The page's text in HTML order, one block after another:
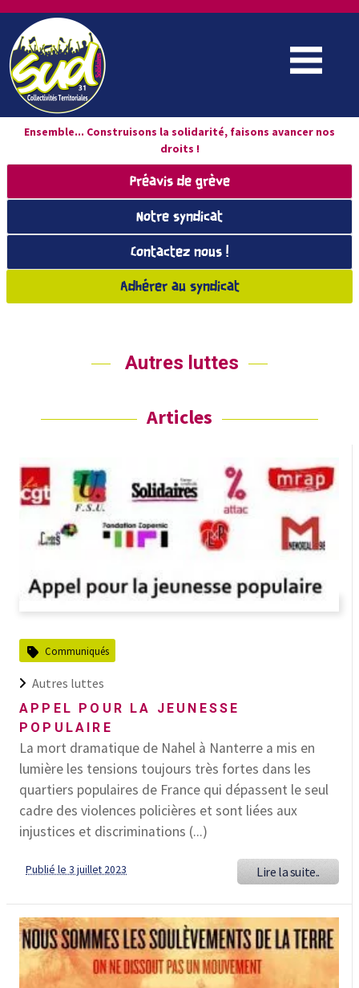
Ensemble... Construisons la solidarité, faisons avancer nos
droits !
Préavis de grève
Notre syndicat
Contactez nous !
Adhérer au syndicat
Autres luttes
Articles
Communiqués
Autres luttes
APPEL POUR LA JEUNESSE
POPULAIRE
La mort dramatique de Nahel à Nanterre a mis en
lumière les tensions toujours très fortes dans les
quartiers populaires de France qui dépassent le seul
cadre des violences policières et sont liées aux
injustices et discriminations (...)
Publié le 3 juillet 2023 Lire la suite..